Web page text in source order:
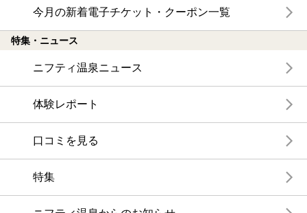
今月の新着電子チケット・クーポン一覧
特集・ニュース
ニフティ温泉ニュース
体験レポート
口コミを見る
特集